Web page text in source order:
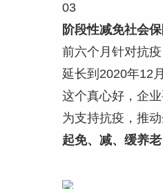
03
阶段性减免社会
前六个月针对抗
延长到2020年12
这个真心好，企
为支持抗疫，推
起免、减、缓养